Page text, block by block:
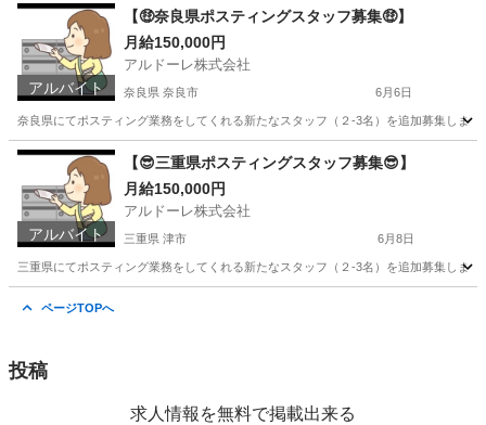
静岡 浜松市 軽作業 スタッフ
アルバイト
【🤑奈良県ポスティングスタッフ募集🤑】
月給150,000円
アルドーレ株式会社
奈良県 奈良市 6月6日
奈良県にてポスティング業務をしてくれる新たなスタッフ（２-3名）を追加募集しま
奈良 奈良市 軽作業 スタッフ
アルバイト
【😎三重県ポスティングスタッフ募集😎】
月給150,000円
アルドーレ株式会社
三重県 津市 6月8日
三重県にてポスティング業務をしてくれる新たなスタッフ（２-3名）を追加募集しま
ページTOPへ
投稿
求人情報を無料で掲載出来る